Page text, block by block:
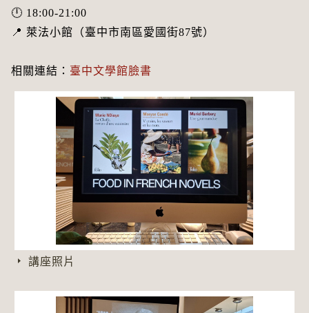
🕛 18:00-21:00
📍 萊法小館（臺中市南區愛國街87號）
相關連結： 臺中文學館臉書
講座照片